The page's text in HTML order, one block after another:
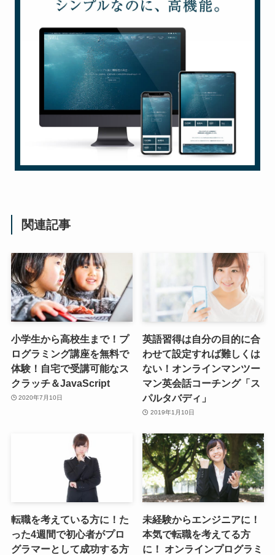
関連記事
小学生から高校生まで！プ
ログラミング講座を無料で
体験！自宅で受講可能なス
クラッチ＆JavaScript
2020年7月10日
英語習得は自分の目的に合
わせて設定すれば難しくは
ない！オンラインマンツー
マン英会話コーチング「ス
パルタバディ」
2019年1月10日
転職を考えている方に！た
った4週間で初心者がプロ
グラマーとして成功する方
未経験からエンジニアに！
本気で転職を考えてる方
に！ オンラインプログラミ